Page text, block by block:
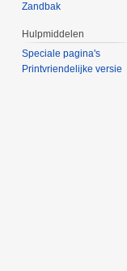
Zandbak
Hulpmiddelen
Speciale pagina's
Printvriendelijke versie